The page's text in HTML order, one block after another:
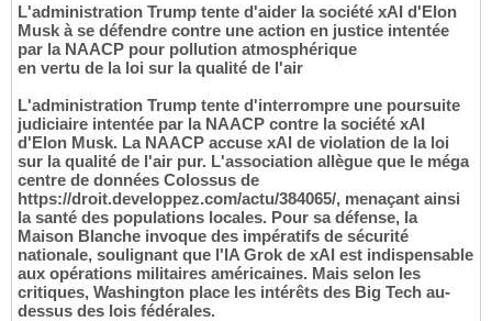
L'administration Trump tente d'aider la société xAI d'Elon
Musk à se défendre contre une action en justice intentée
par la NAACP pour pollution atmosphérique
en vertu de la loi sur la qualité de l'air
L'administration Trump tente d'interrompre une poursuite
judiciaire intentée par la NAACP contre la société xAI
d'Elon Musk. La NAACP accuse xAI de violation de la loi
sur la qualité de l'air pur. L'association allègue que le méga
centre de données Colossus de
https://droit.developpez.com/actu/384065/, menaçant ainsi
la santé des populations locales. Pour sa défense, la
Maison Blanche invoque des impératifs de sécurité
nationale, soulignant que l'IA Grok de xAI est indispensable
aux opérations militaires américaines. Mais selon les
critiques, Washington place les intérêts des Big Tech au-
dessus des lois fédérales.